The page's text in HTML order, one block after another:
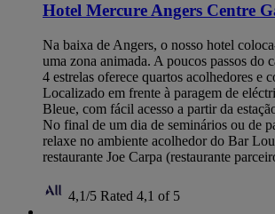
Hotel Mercure Angers Centre
Na baixa de Angers, o nosso hotel
uma zona animada. A poucos passos do
4 estrelas oferece quartos acolhedores e
Localizado em frente à paragem de
Bleue, com fácil acesso a partir da
No final de um dia de seminários ou de
relaxe no ambiente acolhedor do Bar
restaurante Joe Carpa (restaurante
4,1/5 Rated 4,1 of 5